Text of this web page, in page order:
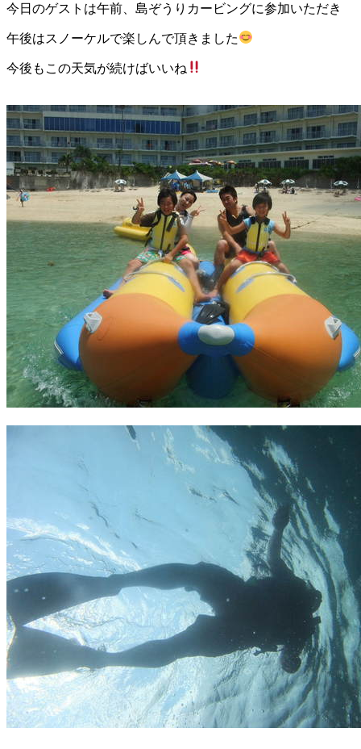
今日のゲストは午前、島ぞうりカービングに参加いただき
午後はスノーケルで楽しんで頂きました
今後もこの天気が続けばいいね